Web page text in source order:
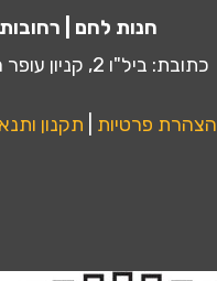
חנות לחם | רחובות
כתובת: ביל"ו 2, קניון עופר רחובות
הצהרת פרטיות תקנון